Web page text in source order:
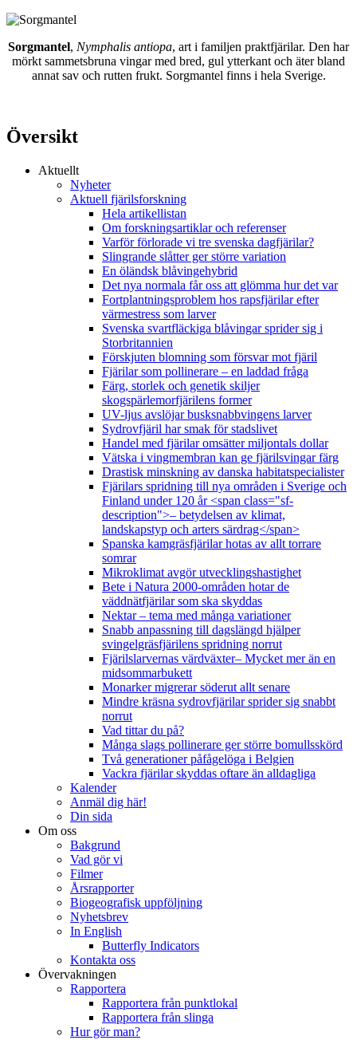
Sorgmantel, Nymphalis antiopa, art i familjen praktfjärilar. Den har
mörkt sammetsbruna vingar med bred, gul ytterkant och äter bland
annat sav och rutten frukt. Sorgmantel finns i hela Sverige.
Översikt
Aktuellt
Nyheter
Aktuell fjärilsforskning
Hela artikellistan
Om forskningsartiklar och referenser
Varför förlorade vi tre svenska dagfjärilar?
Slingrande slåtter ger större variation
En öländsk blåvingehybrid
Det nya normala får oss att glömma hur det var
Fortplantningsproblem hos rapsfjärilar efter
värmestress som larver
Svenska svartfläckiga blåvingar sprider sig i
Storbritannien
Förskjuten blomning som försvar mot fjäril
Fjärilar som pollinerare – en laddad fråga
Färg, storlek och genetik skiljer
skogspärlemorfjärilens former
UV-ljus avslöjar busksnabbvingens larver
Sydrovfjäril har smak för stadslivet
Handel med fjärilar omsätter miljontals dollar
Vätska i vingmembran kan ge fjärilsvingar färg
Drastisk minskning av danska habitatspecialister
Fjärilars spridning till nya områden i Sverige och
Finland under 120 år <span class="sf-
description">– betydelsen av klimat,
landskapstyp och arters särdrag</span>
Spanska kamgräsfjärilar hotas av allt torrare
somrar
Mikroklimat avgör utvecklingshastighet
Bete i Natura 2000-områden hotar de
väddnätfjärilar som ska skyddas
Nektar – tema med många variationer
Snabb anpassning till dagslängd hjälper
svingelgräsfjärilens spridning norrut
Fjärilslarvernas värdväxter– Mycket mer än en
midsommarbukett
Monarker migrerar söderut allt senare
Mindre kräsna sydrovfjärilar sprider sig snabbt
norrut
Vad tittar du på?
Många slags pollinerare ger större bomullsskörd
Två generationer påfågelöga i Belgien
Vackra fjärilar skyddas oftare än alldagliga
Kalender
Anmäl dig här!
Din sida
Om oss
Bakgrund
Vad gör vi
Filmer
Årsrapporter
Biogeografisk uppföljning
Nyhetsbrev
In English
Butterfly Indicators
Kontakta oss
Övervakningen
Rapportera
Rapportera från punktlokal
Rapportera från slinga
Hur gör man?